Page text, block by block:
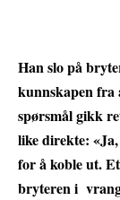
Han slo på
kunnskapen fra
spørsmål gikk
like direkte:
for å koble ut.
bryteren i